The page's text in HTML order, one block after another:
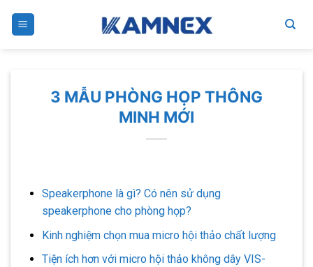
3 MẪU PHÒNG HỌP THÔNG
MINH MỚI
Speakerphone là gì? Có nên sử dụng
speakerphone cho phòng họp?
Kinh nghiệm chọn mua micro hội thảo chất lượng
Tiện ích hơn với micro hội thảo không dây VIS-